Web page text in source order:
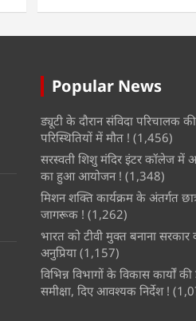
Popular News
ड्यूटी के दौरान संविदा परिचालक
परिस्थितियों में मौत ! (1,456)
सरस्वती शिशु मंदिर इंटर कॉलेज में
का हुआ आयोजन ! (1,348)
मिशन शक्ति कार्यक्रम के अंतर्गत
जागरूक ! (1,262)
भारत को टीवी मुक्त बनाना
अनुप्रिया (1,157)
विभिन्न विभागों के विकास कार्यों
समीक्षा, दिए आवश्यक निर्देश !